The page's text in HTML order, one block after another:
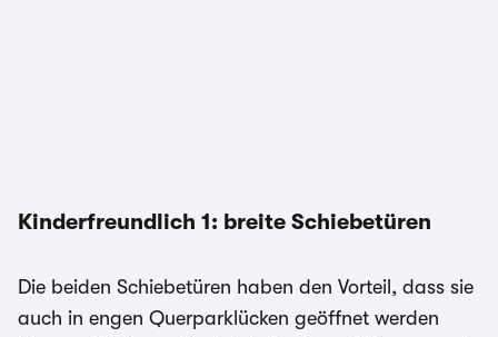
Kinderfreundlich 1: breite Schiebetüren
Die beiden Schiebetüren haben den Vorteil, dass sie
auch in engen Querparklücken geöffnet werden